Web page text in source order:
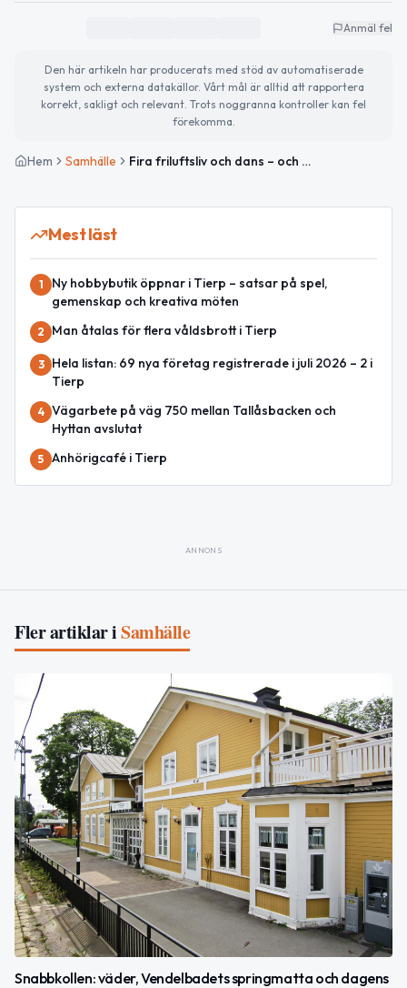
Anmäl fel
Den här artikeln har producerats med stöd av automatiserade
system och externa datakällor. Vårt mål är alltid att rapportera
korrekt, sakligt och relevant. Trots noggranna kontroller kan fel
förekomma.
Hem Samhälle Fira friluftsliv och dans – och håll koll på elpriset idag
Mest läst
1
Ny hobbybutik öppnar i Tierp – satsar på spel,
gemenskap och kreativa möten
2 Man åtalas för flera våldsbrott i Tierp
3
Hela listan: 69 nya företag registrerade i juli 2026 – 2 i
Tierp
4 Vägarbete på väg 750 mellan Tallåsbacken och
Hyttan avslutat
5 Anhörigcafé i Tierp
ANNONS
Fler artiklar iSamhälle
Snabbkollen: väder, Vendelbadets springmatta och dagens